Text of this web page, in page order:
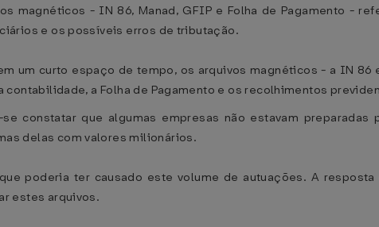
magnéticos - IN 86, Manad, GFIP e Folha de Pagamento -
e os possíveis erros de tributação.
um curto espaço de tempo, os arquivos magnéticos - a IN
a Folha de Pagamento e os recolhimentos
constatar que algumas empresas não estavam
delas com valores milionários.
poderia ter causado este volume de autuações. A
estes arquivos.